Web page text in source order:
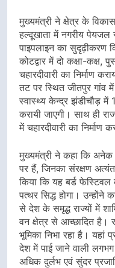
मुख्यमंत्री ने क्षेत्र के
हल्दूखाता में नगरीय पेयजल
पाइपलाइन का सुदृढ़ीकरण
कोटद्वार में दो कक्षा-कक्ष,
चहारदीवारी का निर्माण
तट पर स्थित जीतपुर गांव में
स्वास्थ्य केन्द्र झंडीचौड़ में
करायी जाएगी। साथ ही
में चहारदीवारी का निर्माण
मुख्यमंत्री ने कहा कि अनेक
पर हैं, जिनका संरक्षण
किया कि यह बर्ड फेस्टिवल
पत्थर सिद्ध होगा। उन्होंने
से देश के समृद्ध राज्यों में
वन क्षेत्र से आच्छादित है।
भूमिका निभा रहा है। यहां
देश में पाई जाने वाली
अधिक दुर्लभ एवं सुंदर